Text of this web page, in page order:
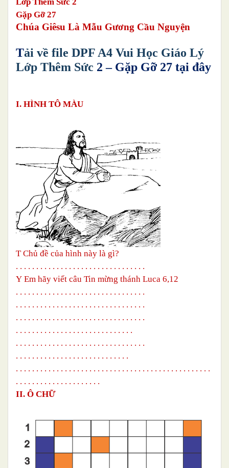
Gặp Gỡ 27
Chúa Giêsu Là Mẫu Gương Cầu Nguyện
Tải về file DPF A4 Vui Học Giáo Lý
Lớp Thêm Sức 2 – Gặp Gỡ 27 tại đây
I. HÌNH TÔ MÀU
TChủ đề của hình này là gì?
. . . . . . . . . . . . . . . . . . . . . . . . . . . . . . . .
Y Em hãy viết câu Tin mừng thánh Luca 6,12
. . . . . . . . . . . . . . . . . . . . . . . . . . . . . . . .
. . . . . . . . . . . . . . . . . . . . . . . . . . . . . . . .
. . . . . . . . . . . . . . . . . . . . . . . . . . . . . . . .
. . . . . . . . . . . . . . . . . . . . . . . . . . . . .
. . . . . . . . . . . . . . . . . . . . . . . . . . . . . . . .
. . . . . . . . . . . . . . . . . . . . . . . . . . . .
. . . . . . . . . . . . . . . . . . . . . . . . . . . . . . . . . . . . . . . . . . . . . . . .
. . . . . . . . . . . . . . . . . . . . .
II. Ô CHỮ